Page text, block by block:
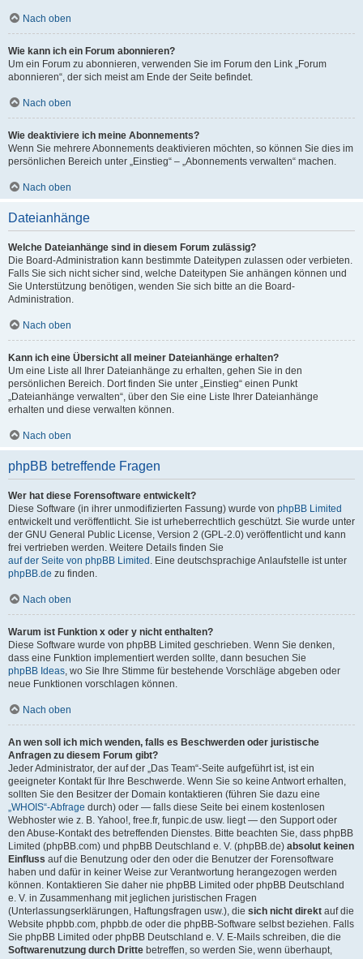
Nach oben
Wie kann ich ein Forum abonnieren?
Um ein Forum zu abonnieren, verwenden Sie im Forum den Link „Forum
abonnieren“, der sich meist am Ende der Seite befindet.
Nach oben
Wie deaktiviere ich meine Abonnements?
Wenn Sie mehrere Abonnements deaktivieren möchten, so können Sie dies im
persönlichen Bereich unter „Einstieg“ – „Abonnements verwalten“ machen.
Nach oben
Dateianhänge
Welche Dateianhänge sind in diesem Forum zulässig?
Die Board-Administration kann bestimmte Dateitypen zulassen oder verbieten.
Falls Sie sich nicht sicher sind, welche Dateitypen Sie anhängen können und
Sie Unterstützung benötigen, wenden Sie sich bitte an die Board-
Administration.
Nach oben
Kann ich eine Übersicht all meiner Dateianhänge erhalten?
Um eine Liste all Ihrer Dateianhänge zu erhalten, gehen Sie in den
persönlichen Bereich. Dort finden Sie unter „Einstieg“ einen Punkt
„Dateianhänge verwalten“, über den Sie eine Liste Ihrer Dateianhänge
erhalten und diese verwalten können.
Nach oben
phpBB betreffende Fragen
Wer hat diese Forensoftware entwickelt?
Diese Software (in ihrer unmodifizierten Fassung) wurde von phpBB Limited
entwickelt und veröffentlicht. Sie ist urheberrechtlich geschützt. Sie wurde unter
der GNU General Public License, Version 2 (GPL-2.0) veröffentlicht und kann
frei vertrieben werden. Weitere Details finden Sie
auf der Seite von phpBB Limited . Eine deutschsprachige Anlaufstelle ist unter
phpBB.de zu finden.
Nach oben
Warum ist Funktion x oder y nicht enthalten?
Diese Software wurde von phpBB Limited geschrieben. Wenn Sie denken,
dass eine Funktion implementiert werden sollte, dann besuchen Sie
phpBB Ideas, wo Sie Ihre Stimme für bestehende Vorschläge abgeben oder
neue Funktionen vorschlagen können.
Nach oben
An wen soll ich mich wenden, falls es Beschwerden oder juristische
Anfragen zu diesem Forum gibt?
Jeder Administrator, der auf der „Das Team“-Seite aufgeführt ist, ist ein
geeigneter Kontakt für Ihre Beschwerde. Wenn Sie so keine Antwort erhalten,
sollten Sie den Besitzer der Domain kontaktieren (führen Sie dazu eine
„WHOIS“-Abfrage durch) oder — falls diese Seite bei einem kostenlosen
Webhoster wie z. B. Yahoo!, free.fr, funpic.de usw. liegt — den Support oder
den Abuse-Kontakt des betreffenden Dienstes. Bitte beachten Sie, dass phpBB
Limited (phpBB.com) und phpBB Deutschland e. V. (phpBB.de) absolut keinen
Einfluss auf die Benutzung oder den oder die Benutzer der Forensoftware
haben und dafür in keiner Weise zur Verantwortung herangezogen werden
können. Kontaktieren Sie daher nie phpBB Limited oder phpBB Deutschland
e. V. in Zusammenhang mit jeglichen juristischen Fragen
(Unterlassungserklärungen, Haftungsfragen usw.), die sich nicht direkt auf die
Website phpbb.com, phpbb.de oder die phpBB-Software selbst beziehen. Falls
Sie phpBB Limited oder phpBB Deutschland e. V. E-Mails schreiben, die die
Softwarenutzung durch Dritte betreffen, so werden Sie, wenn überhaupt,